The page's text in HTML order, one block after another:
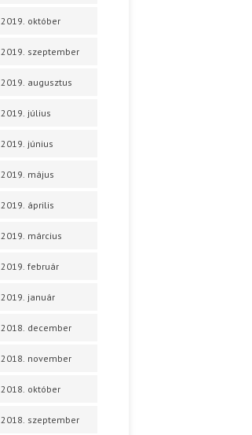
2019. október
2019. szeptember
2019. augusztus
2019. július
2019. június
2019. május
2019. április
2019. március
2019. február
2019. január
2018. december
2018. november
2018. október
2018. szeptember